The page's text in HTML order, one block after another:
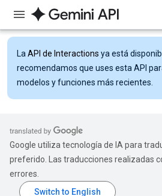
La API de Interactions ya está
recomendamos que uses esta API
modelos y funciones más recientes.
Google utiliza tecnología de IA para
preferido. Las traducciones realizadas
errores.